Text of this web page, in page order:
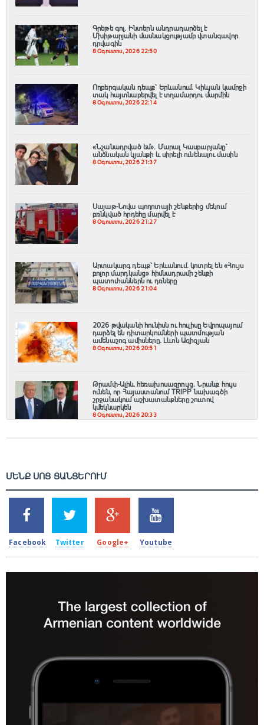
Գրեթե գոլ. Ինտերն անդրադարձել է
Մխիթարյանի մասնակցությամբ վտանգավոր
դրվագին
8 Օգոստոս, 2026 22:50
Ողբերգական դեպք՝ Երևանում․ Կիևյան կամրջի
տակ հայտնաբերվել է տղամարդու մարմին
8 Օգոստոս, 2026 22:14
«Նշանադրված եմ». Մարալ Կասբարյանը՝
անձնական կյանքի և սիրելի ունենալու մասին
8 Օգոստոս, 2026 21:37
Սայաթ-Նովա պողոտայի շենքերից մեկում
բռնկված հրդեհը մարվել է
8 Օգոստոս, 2026 21:27
Արտակարգ դեպք՝ Երևանում․ կոտրել են «Հույս
բոլոր մարդկանց» հիմնադրամի շենքի
պատուհաններն ու դռները
8 Օգոստոս, 2026 21:04
2026 թվականի հունիսն ու հուլիսը Եվրոպայում
դարձել են դիտարկումների պատմության
ամենաշոգ ամիսները․ Լևոն Ազիզյան
8 Օգոստոս, 2026 20:51
Թրամփ-Ալիև հեռախոսազրույց. Նրանք հույս
ունեն, որ Հայաստանում TRIPP նախագծի
շրջանակում աշխատանքները շուտով
կմեկնարկեն
8 Օգոստոս, 2026 20:33
ՄԵՆՔ ՍՈՑ ՑԱՆՑԵՐՈՒՄ
2k
SHARES
Facebook
1.5k
TWEETS
Twitter
203
SHARES
Google+
620
SHARES
Youtube